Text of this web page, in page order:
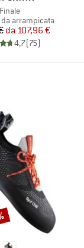
Articolo
Finale
prodotti
arrampicata
Prezzo
Prezzo ridotto
da 107,96 €
4,7(75)